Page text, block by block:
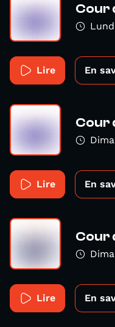
Cour
Lire En
Cour
Lire En
Cour
Lire En